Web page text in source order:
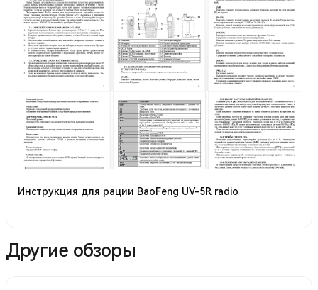
Инструкция для рации BaoFeng UV-5R radio
Другие обзоры